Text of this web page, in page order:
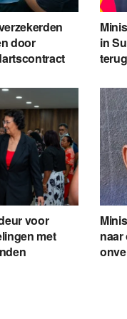
door
in
voor
met